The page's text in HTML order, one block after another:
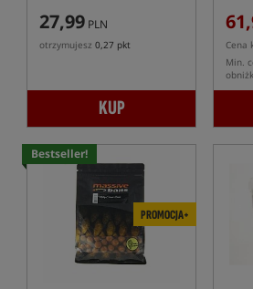
27,99 PLN
otrzymujesz 0,27 pkt
KUP
Cena
Min.
Bestseller!
PROMOCJA+